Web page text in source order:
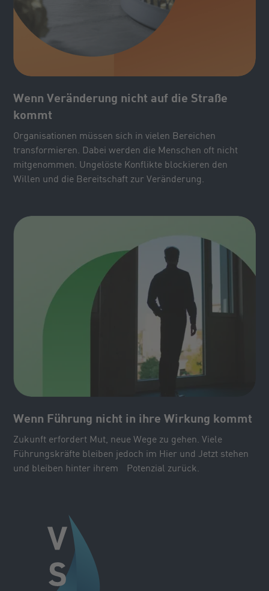
Wenn Veränderung nicht auf die Straße
kommt
Organisationen müssen sich in vielen Bereichen
transformieren. Dabei werden die Menschen oft nicht
mitgenommen. Ungelöste Konflikte blockieren den
Willen und die Bereitschaft zur Veränderung.
Wenn Führung nicht in ihre Wirkung kommt
Zukunft erfordert Mut, neue Wege zu gehen. Viele
Führungskräfte bleiben jedoch im Hier und Jetzt stehen
und bleiben hinter ihrem Potenzial zurück.